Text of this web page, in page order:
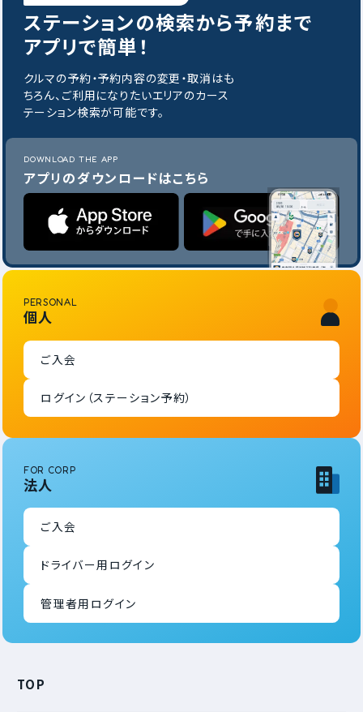
ステーションの検索から予約まで
アプリで簡単！
クルマの予約・予約内容の変更・取消はも
ちろん、ご利用になりたいエリアのカース
テーション検索が可能です。
DOWNLOAD THE APP
アプリのダウンロードはこちら
PERSONAL
個人
ご入会
ログイン（ステーション予約）
FOR CORP
法人
ご入会
ドライバー用ログイン
管理者用ログイン
TOP